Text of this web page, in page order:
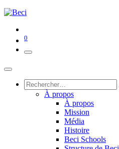
0
À propos
À propos
Mission
Média
Histoire
Beci Schools